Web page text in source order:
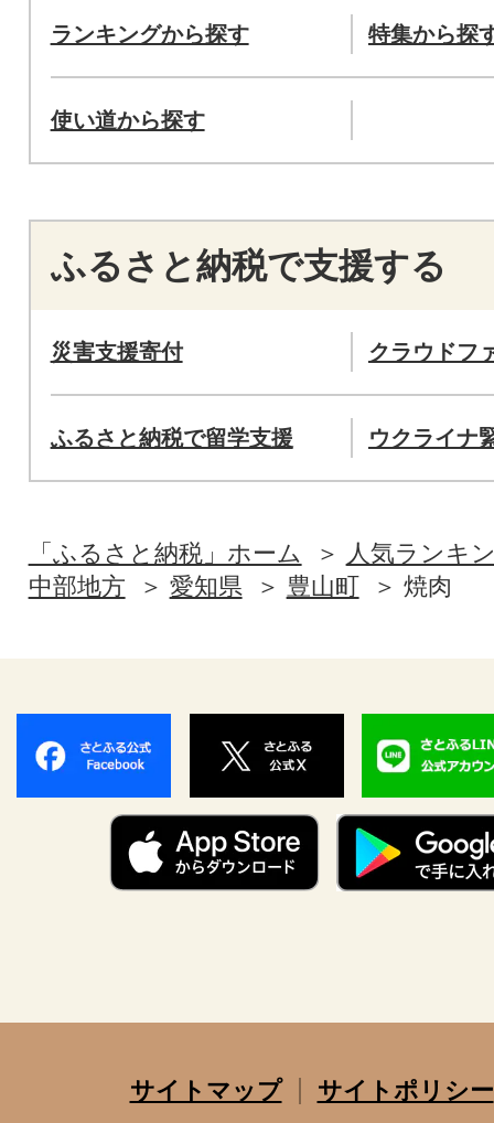
ランキングから探す 特集から探
使い道から探す
ふるさと納税で支援する
災害支援寄付 クラウドフ
ふるさと納税で留学支援 ウクライナ
「ふるさと納税」ホーム
人気ランキ
中部地方
愛知県 豊山町 焼肉
サイトマップ
サイトポリシー